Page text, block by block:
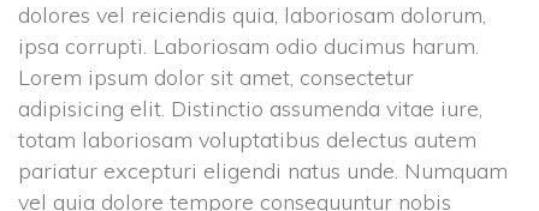
dolores vel reiciendis quia, laboriosam dolorum,
ipsa corrupti. Laboriosam odio ducimus harum.
Lorem ipsum dolor sit amet, consectetur
adipisicing elit. Distinctio assumenda vitae iure,
totam laboriosam voluptatibus delectus autem
pariatur excepturi eligendi natus unde. Numquam
vel quia dolore tempore consequuntur nobis